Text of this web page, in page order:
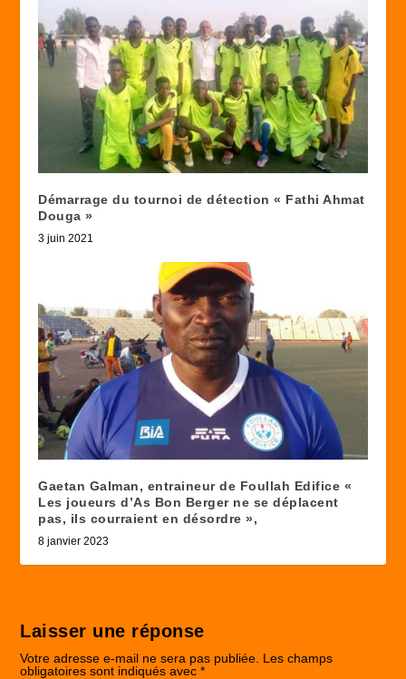
Démarrage du tournoi de détection « Fathi Ahmat
Douga »
3 juin 2021
Gaetan Galman, entraineur de Foullah Edifice «
Les joueurs d’As Bon Berger ne se déplacent
pas, ils courraient en désordre »,
8 janvier 2023
Laisser une réponse
Votre adresse e-mail ne sera pas publiée. Les champs
obligatoires sont indiqués avec*